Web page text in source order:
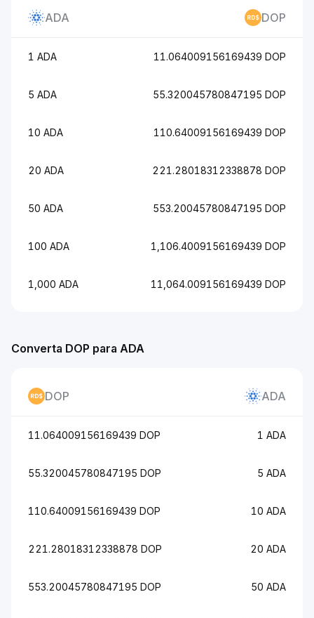
ADA DOP
1 ADA 11.064009156169439 DOP
5 ADA 55.320045780847195 DOP
10 ADA 110.64009156169439 DOP
20 ADA 221.28018312338878 DOP
50 ADA 553.20045780847195 DOP
100 ADA 1,106.4009156169439 DOP
1,000 ADA 11,064.009156169439 DOP
Converta DOP para ADA
DOP ADA
11.064009156169439 DOP 1 ADA
55.320045780847195 DOP 5 ADA
110.64009156169439 DOP 10 ADA
221.28018312338878 DOP 20 ADA
553.20045780847195 DOP 50 ADA